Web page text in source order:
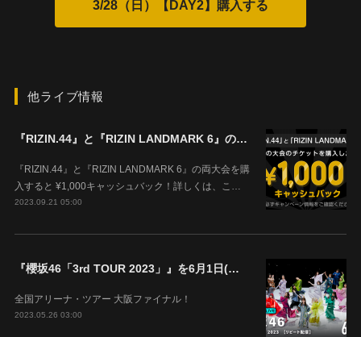
他ライブ情報
『RIZIN.44』と『RIZIN LANDMARK 6』の両大会を購入すると ¥1,000キャッシュバック！
『RIZIN.44』と『RIZIN LANDMARK 6』の両大会を購
入すると ¥1,000キャッシュバック！詳しくは、こ…
2023.09.21 05:00
『櫻坂46「3rd TOUR 2023」』を6月1日(木)18時よりABEMAで生配信決定！
全国アリーナ・ツアー 大阪ファイナル！
2023.05.26 03:00